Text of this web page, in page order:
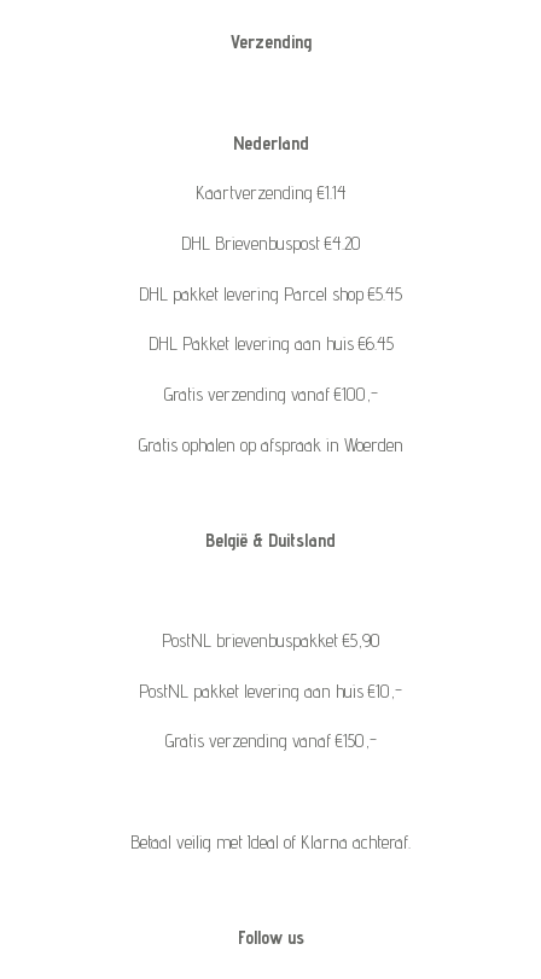
Verzending
Nederland
Kaartverzending €1.14
DHL Brievenbuspost €4.20
DHL pakket levering Parcel shop €5.45
DHL Pakket levering aan huis €6.45
Gratis verzending vanaf €100,-
Gratis ophalen op afspraak in Woerden
België & Duitsland
PostNL brievenbuspakket €5,90
PostNL pakket levering aan huis €10,-
Gratis verzending vanaf €150,-
Betaal veilig met Ideal of Klarna achteraf.
Follow us